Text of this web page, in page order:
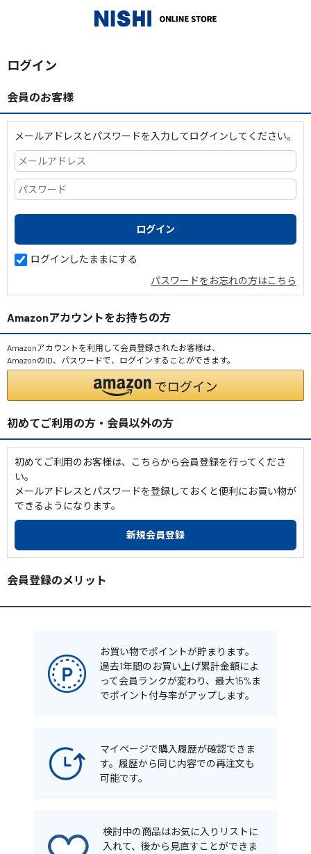
ログイン
会員のお客様
メールアドレスとパスワードを入力してログインしてください。
ログインしたままにする
パスワードをお忘れの方はこちら
Amazonアカウントをお持ちの方
Amazonアカウントを利用して会員登録されたお客様は、
AmazonのID、パスワードで、ログインすることができます。
初めてご利用の方・会員以外の方
初めてご利用のお客様は、こちらから会員登録を行ってくださ
い。
メールアドレスとパスワードを登録しておくと便利にお買い物が
できるようになります。
会員登録のメリット
お買い物でポイントが貯まります。
過去1年間のお買い上げ累計金額によ
って会員ランクが変わり、最大15%ま
でポイント付与率がアップします。
マイページで購入履歴が確認できま
す。履歴から同じ内容での再注文も
可能です。
検討中の商品はお気に入りリストに
入れて、後から見直すことができま